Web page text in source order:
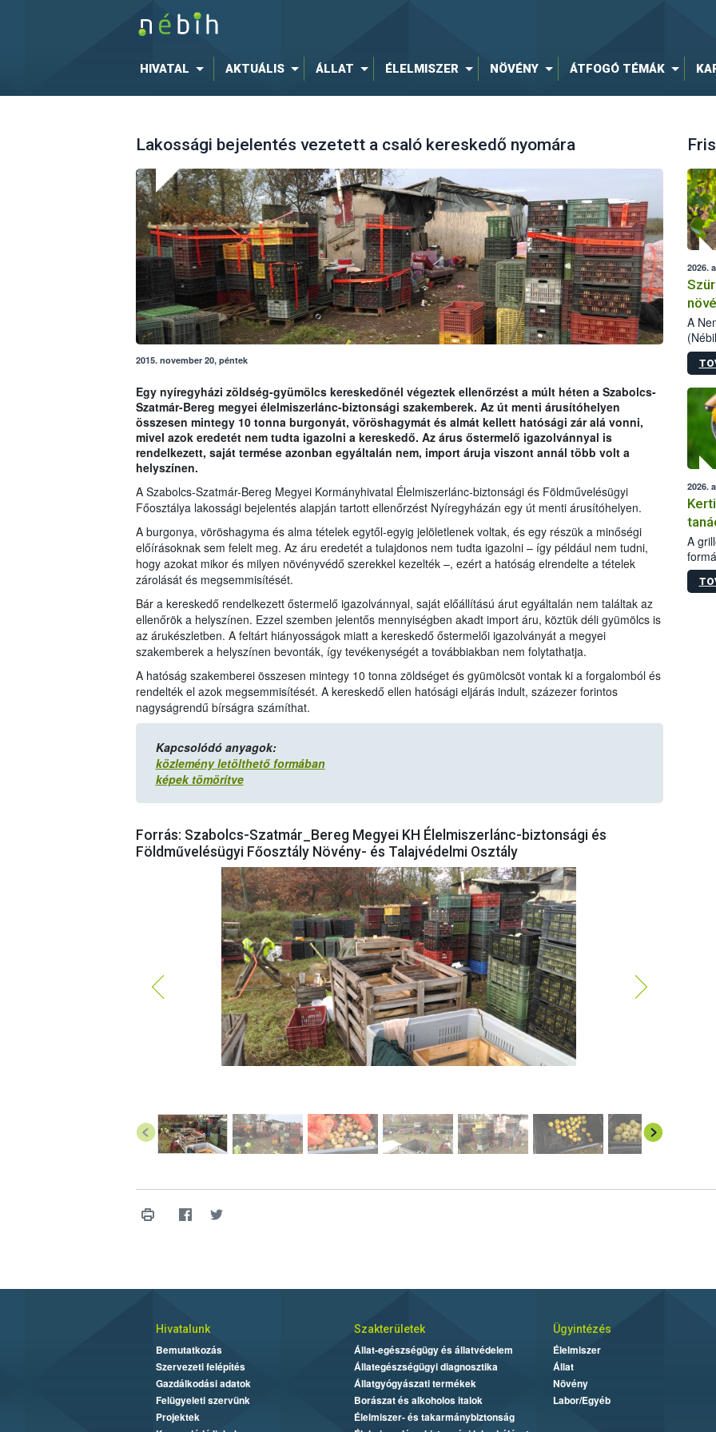
HIVATAL AKTUÁLIS ÁLLAT ÉLELMISZER NÖVÉNY ÁTFOGÓ TÉMÁK
Lakossági bejelentés vezetett a csaló kereskedő nyomára
2015. november 20, péntek
Egy nyíregyházi zöldség-gyümölcs kereskedőnél végeztek ellenőrzést a múlt héten a Szabolcs-
Szatmár-Bereg megyei élelmiszerlánc-biztonsági szakemberek. Az út menti árusítóhelyen
összesen mintegy 10 tonna burgonyát, vöröshagymát és almát kellett hatósági zár alá vonni,
mivel azok eredetét nem tudta igazolni a kereskedő. Az árus őstermelő igazolvánnyal is
rendelkezett, saját termése azonban egyáltalán nem, import áruja viszont annál több volt a
helyszínen.
A Szabolcs-Szatmár-Bereg Megyei Kormányhivatal Élelmiszerlánc-biztonsági és Földművelésügyi
Főosztálya lakossági bejelentés alapján tartott ellenőrzést Nyíregyházán egy út menti árusítóhelyen.
A burgonya, vöröshagyma és alma tételek egytől-egyig jelöletlenek voltak, és egy részük a minőségi
előírásoknak sem felelt meg. Az áru eredetét a tulajdonos nem tudta igazolni – így például nem tudni,
hogy azokat mikor és milyen növényvédő szerekkel kezelték –, ezért a hatóság elrendelte a tételek
zárolását és megsemmisítését.
Bár a kereskedő rendelkezett őstermelő igazolvánnyal, saját előállítású árut egyáltalán nem találtak az
ellenőrök a helyszínen. Ezzel szemben jelentős mennyiségben akadt import áru, köztük déli gyümölcs is
az árukészletben. A feltárt hiányosságok miatt a kereskedő őstermelői igazolványát a megyei
szakemberek a helyszínen bevonták, így tevékenységét a továbbiakban nem folytathatja.
A hatóság szakemberei összesen mintegy 10 tonna zöldséget és gyümölcsöt vontak ki a forgalomból és
rendelték el azok megsemmisítését. A kereskedő ellen hatósági eljárás indult, százezer forintos
nagyságrendű bírságra számíthat.
Kapcsolódó anyagok:
közlemény letölthető formában
képek tömörítve
Forrás: Szabolcs-Szatmár_Bereg Megyei KH Élelmiszerlánc-biztonsági és
Földművelésügyi Főosztály Növény- és Talajvédelmi Osztály
2026.
A
Az
2026.
A
Hivatalunk
Bemutatkozás
Szervezeti felépítés
Gazdálkodási adatok
Felügyeleti szervünk
Projektek
Szakterületek
Állat-egészségügy és állatvédelem
Állategészségügyi diagnosztika
Állatgyógyászati termékek
Borászat és alkoholos italok
Élelmiszer- és takarmánybiztonság
Ügyintézés
Élelmiszer
Állat
Növény
Labor/Egyéb